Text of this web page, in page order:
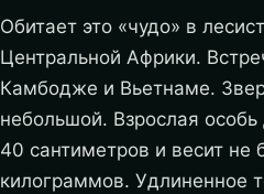
Обитает это «чудо» в
Центральной Африки.
Камбодже и Вьетнаме.
небольшой. Взрослая особь
40 сантиметров и весит не
килограммов. Удлиненное